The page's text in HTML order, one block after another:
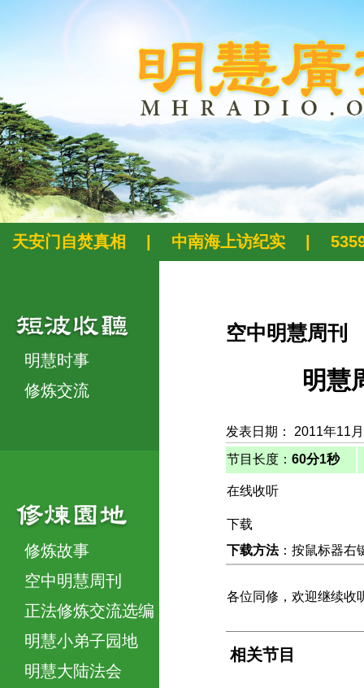
天安门自焚真相 中南海上访纪实
明慧时事
修炼交流
修炼故事
空中明慧周刊
正法修炼交流选编
明慧小弟子园地
明慧大陆法会
空中明慧周刊
明慧
发表日期： 2011年11
节目长度： 60分1秒
在线收听
下载
下载方法：按鼠标器右
各位同修，欢迎继续收
相关节目